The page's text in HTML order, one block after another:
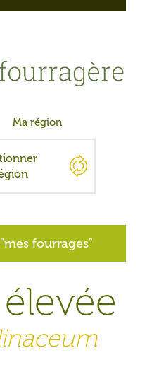
fourrages"